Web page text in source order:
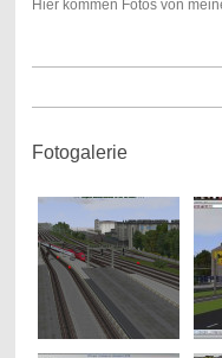
Hier kommen Fotos von
Fotogalerie